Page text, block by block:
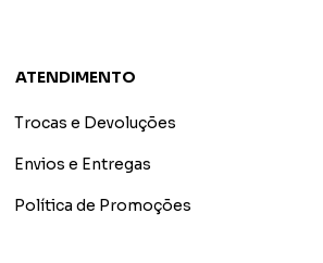
ATENDIMENTO
Trocas e Devoluções
Envios e Entregas
Política de Promoções